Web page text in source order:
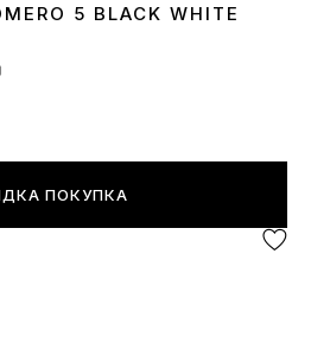
5 BLACK WHITE
ПОКУПКА